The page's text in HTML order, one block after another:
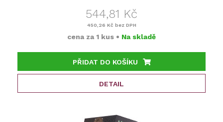
544,81 Kč
450,26 Kč bez DPH
cena za 1 kus • Na skladě
PŘIDAT DO KOŠÍKU
DETAIL